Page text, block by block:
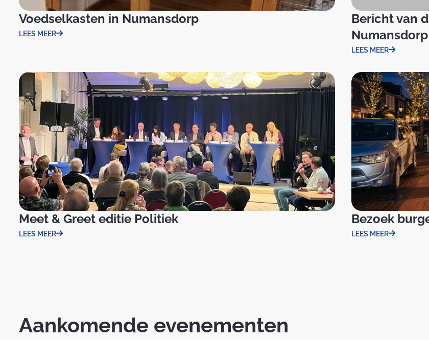
Voedselkasten in Numansdorp
LEES MEER
Bericht van
LEES MEER
Meet & Greet editie Politiek
LEES MEER
Bezoek
LEES MEER
Aankomende evenementen